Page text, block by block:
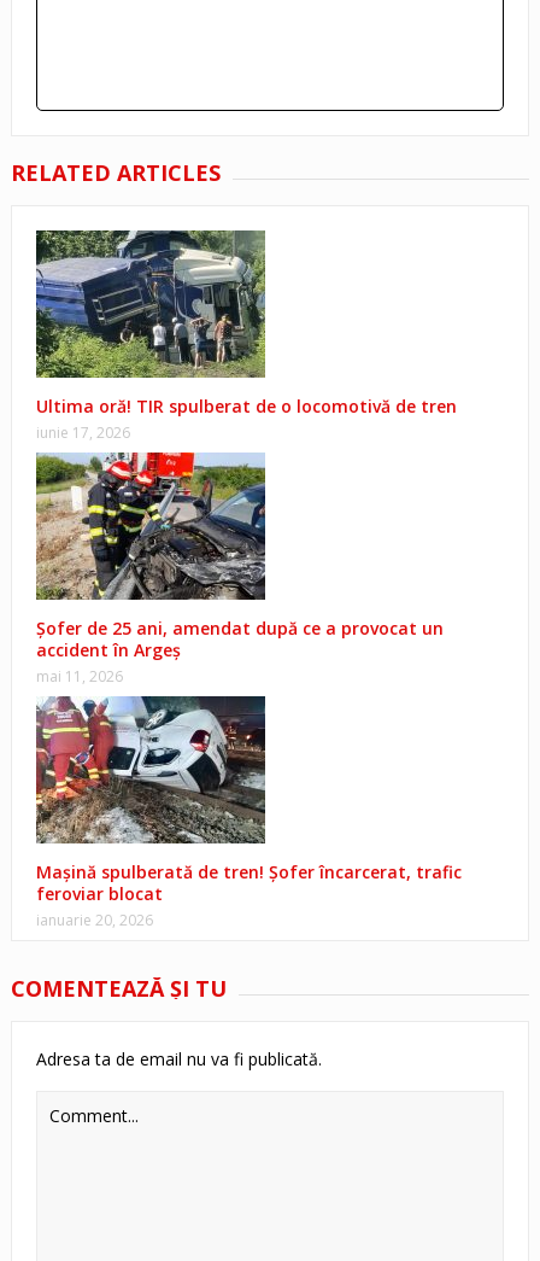
RELATED ARTICLES
Ultima oră! TIR spulberat de o locomotivă de tren
iunie 17, 2026
Șofer de 25 ani, amendat după ce a provocat un
accident în Argeș
mai 11, 2026
Mașină spulberată de tren! Șofer încarcerat, trafic
feroviar blocat
ianuarie 20, 2026
COMENTEAZĂ ŞI TU
Adresa ta de email nu va fi publicată.